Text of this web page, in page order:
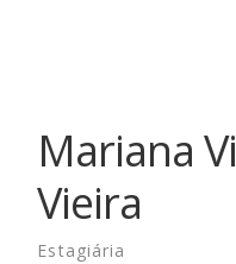
Mariana
Vieira
Estagiária